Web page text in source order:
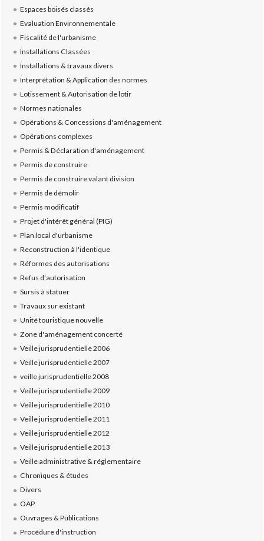
Espaces boisés classés
Evaluation Environnementale
Fiscalité de l'urbanisme
Installations Classées
Installations & travaux divers
Interprétation & Application des normes
Lotissement & Autorisation de lotir
Normes nationales
Opérations & Concessions d'aménagement
Opérations complexes
Permis & Déclaration d'aménagement
Permis de construire
Permis de construire valant division
Permis de démolir
Permis modificatif
Projet d'intérêt général (PIG)
Plan local d'urbanisme
Reconstruction à l'identique
Réformes des autorisations
Refus d'autorisation
Sursis à statuer
Travaux sur existant
Unité touristique nouvelle
Zone d'aménagement concerté
Veille jurisprudentielle 2006
Veille jurisprudentielle 2007
veille jurisprudentielle 2008
Veille jurisprudentielle 2009
Veille jurisprudentielle 2010
Veille jurisprudentielle 2011
Veille jurisprudentielle 2012
Veille jurisprudentielle 2013
Veille administrative & réglementaire
Chroniques & études
Divers
OAP
Ouvrages & Publications
Procédure d'instruction